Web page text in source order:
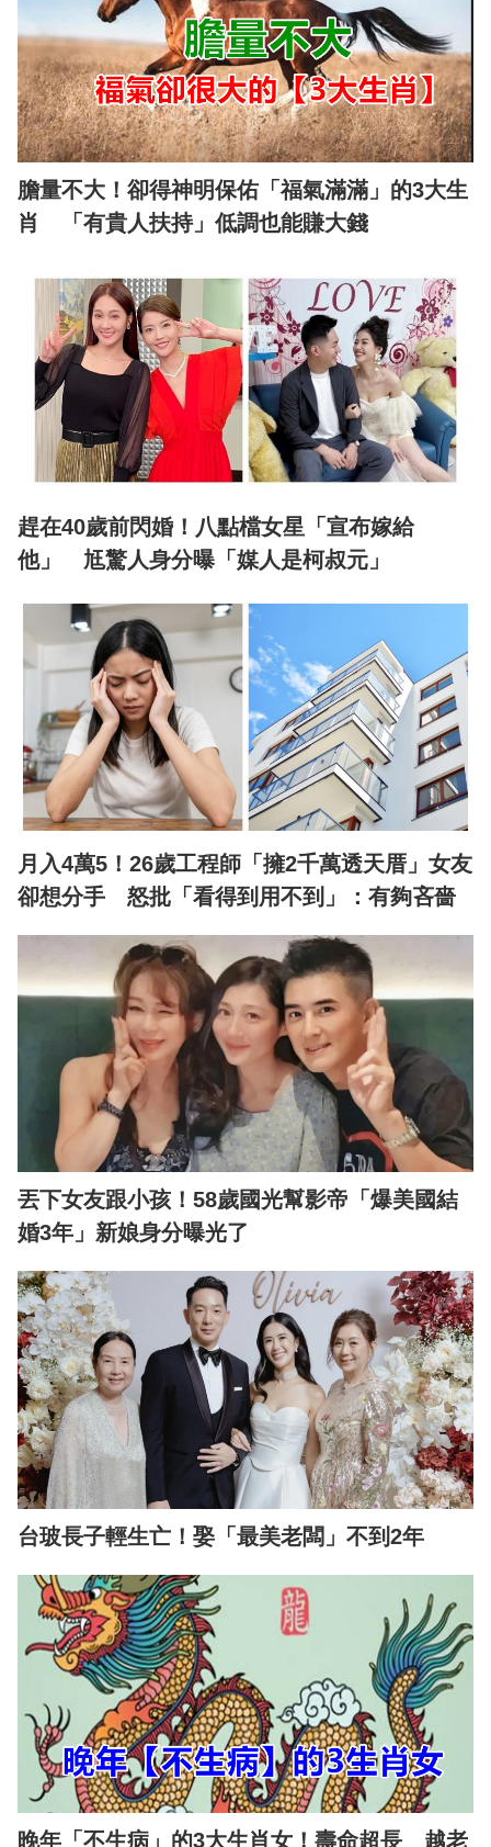
膽量不大！卻得神明保佑「福氣滿滿」的3大生
肖 「有貴人扶持」低調也能賺大錢
趕在40歲前閃婚！八點檔女星「宣布嫁給
他」 尪驚人身分曝「媒人是柯叔元」
月入4萬5！26歲工程師「擁2千萬透天厝」女友
卻想分手 怒批「看得到用不到」：有夠吝嗇
丟下女友跟小孩！58歲國光幫影帝「爆美國結
婚3年」新娘身分曝光了
台玻長子輕生亡！娶「最美老闆」不到2年
晚年「不生病」的3大生肖女！壽命超長 越老